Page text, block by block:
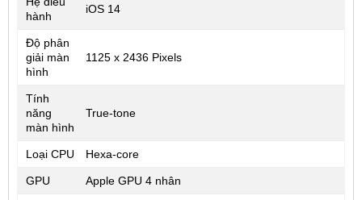
hành
iOS 14
Độ phân
giải màn
hình
1125 x 2436 Pixels
Tính
năng
màn hình
True-tone
Loại CPU Hexa-core
GPU Apple GPU 4 nhân